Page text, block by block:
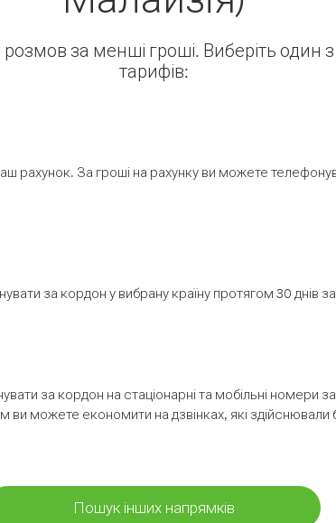
за менші гроші. Виберіть один
тарифів:
За гроші на рахунку ви можете
за кордон у вибрану країну протягом 30 днів
за кордон на стаціонарні та мобільні номери
можете економити на дзвінках, які здійснювали
Пошук інших напрямків